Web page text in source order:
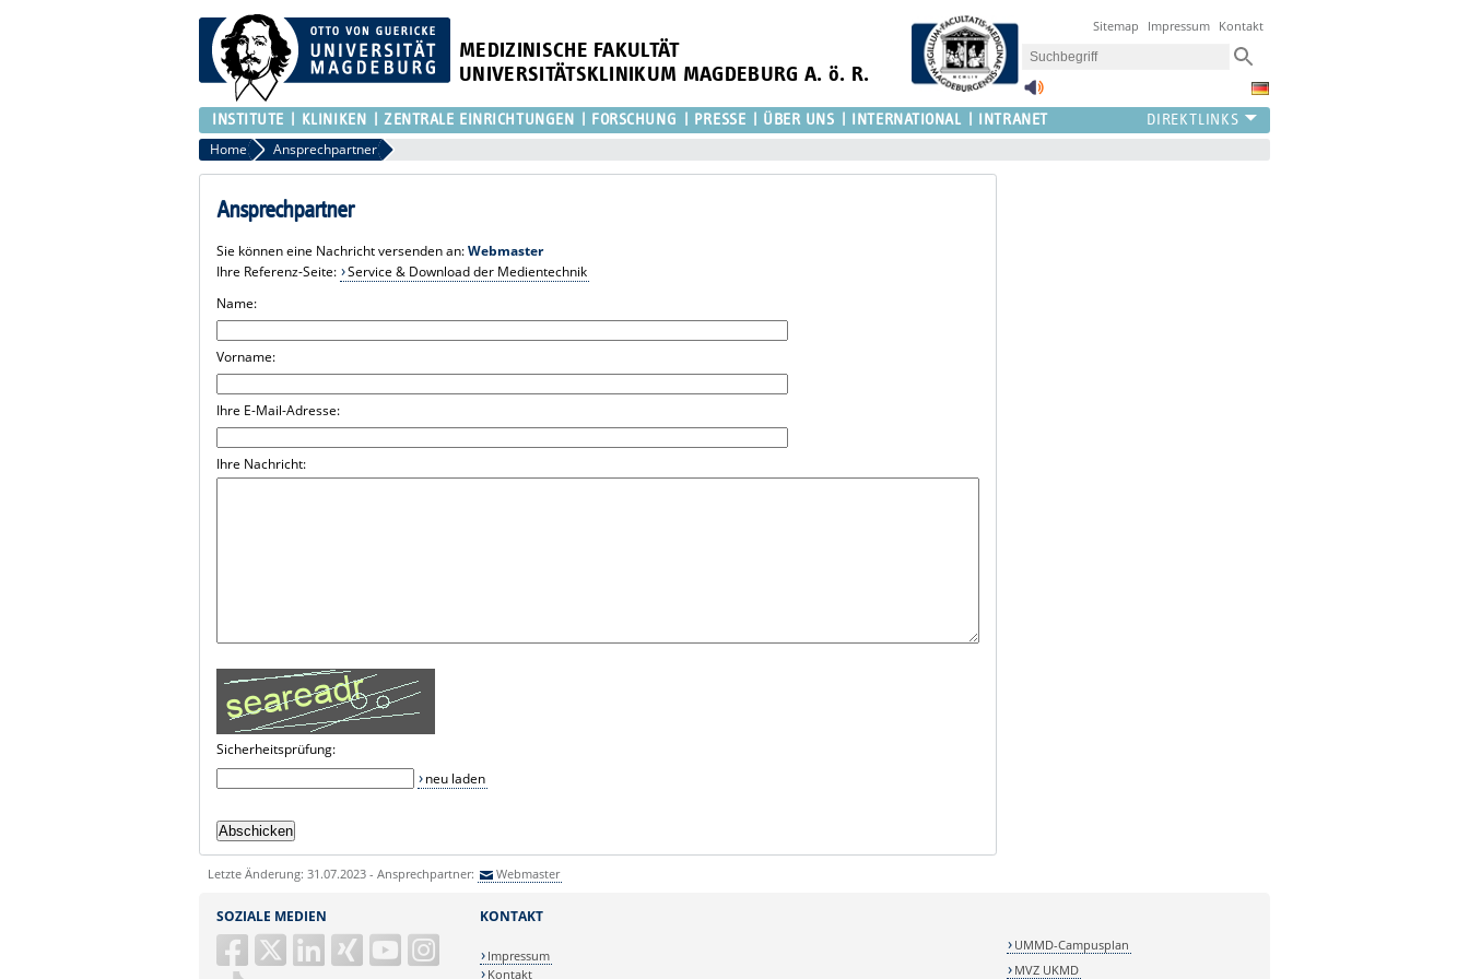
MEDIZINISCHE FAKULTÄT
UNIVERSITÄTSKLINIKUM MAGDEBURG A. ö. R.
Sitemap Impressum Kontakt
INSTITUTE KLINIKEN ZENTRALE EINRICHTUNGEN FORSCHUNG PRESSE ÜBER UNS INTERNATIONAL INTRANET
Home Ansprechpartner
Ansprechpartner
Sie können eine Nachricht versenden an:Webmaster
Ihre Referenz-Seite: Service & Download der Medientechnik
Name:
Vorname:
Ihre E-Mail-Adresse:
Ihre Nachricht:
Sicherheitsprüfung:
neu laden
Letzte Änderung: 31.07.2023 - Ansprechpartner: Webmaster
SOZIALE MEDIEN KONTAKT
Impressum
Kontakt
UMMD-Campusplan
MVZ UKMD